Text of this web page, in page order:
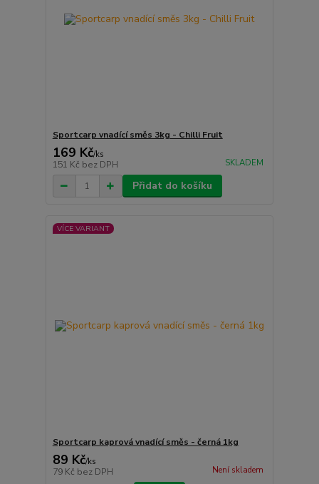
Sportcarp vnadící směs 3kg - Chilli Fruit
169 Kč/ks
151 Kč bez DPH SKLADEM
Přidat do košíku
VÍCE VARIANT
Sportcarp kaprová vnadící směs - černá 1kg
89 Kč/ks
79 Kč bez DPH Není skladem